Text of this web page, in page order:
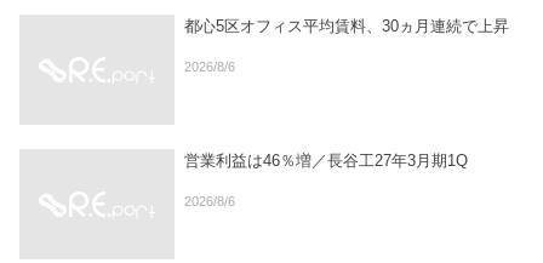
都心5区オフィス平均賃料、30ヵ月連続で上昇
2026/8/6
営業利益は46％増／長谷工27年3月期1Q
2026/8/6